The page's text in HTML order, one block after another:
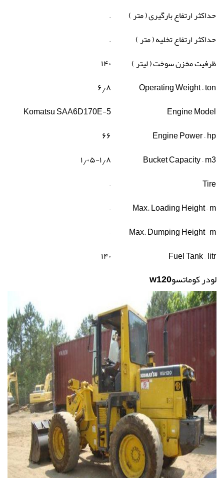
حداکثر ارتفاع بارگیری( متر )
–
حداکثر ارتفاع تخلیه( متر )
–
ظرفیت مخزن سوخت( لیتر )
۱۴۰
Operating Weight – ton
۶٫۸
Engine Model
Komatsu SAA6D170E-5
Engine Power – hp
۶۶
Bucket Capacity – m3
۱٫۰۵-۱٫۸
Tire
–
Max. Loading Height – m
–
Max. Dumping Height – m
–
Fuel Tank – litr
۱۴۰
لودر کوماتسوw120